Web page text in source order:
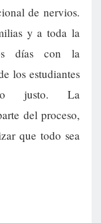
de nervios.
y a toda la
días con la
los estudiantes
justo. La
del proceso,
que todo sea